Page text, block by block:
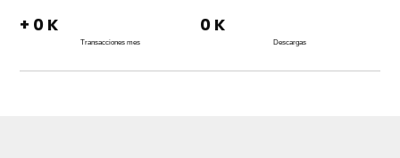
+ 0 K
Transacciones mes
0 K
Descargas